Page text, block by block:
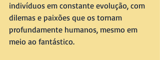
indivíduos em constante evolução, com
dilemas e paixões que os tornam
profundamente humanos, mesmo em
meio ao fantástico.